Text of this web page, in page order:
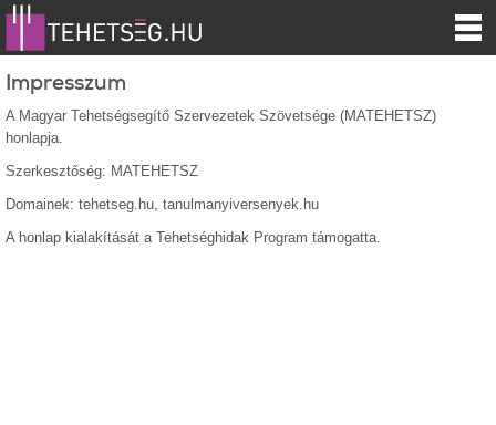
Impresszum
A Magyar Tehetségsegítő Szervezetek Szövetsége (MATEHETSZ)
honlapja.
Szerkesztőség: MATEHETSZ
Domainek: tehetseg.hu, tanulmanyiversenyek.hu
A honlap kialakítását a Tehetséghidak Program támogatta.